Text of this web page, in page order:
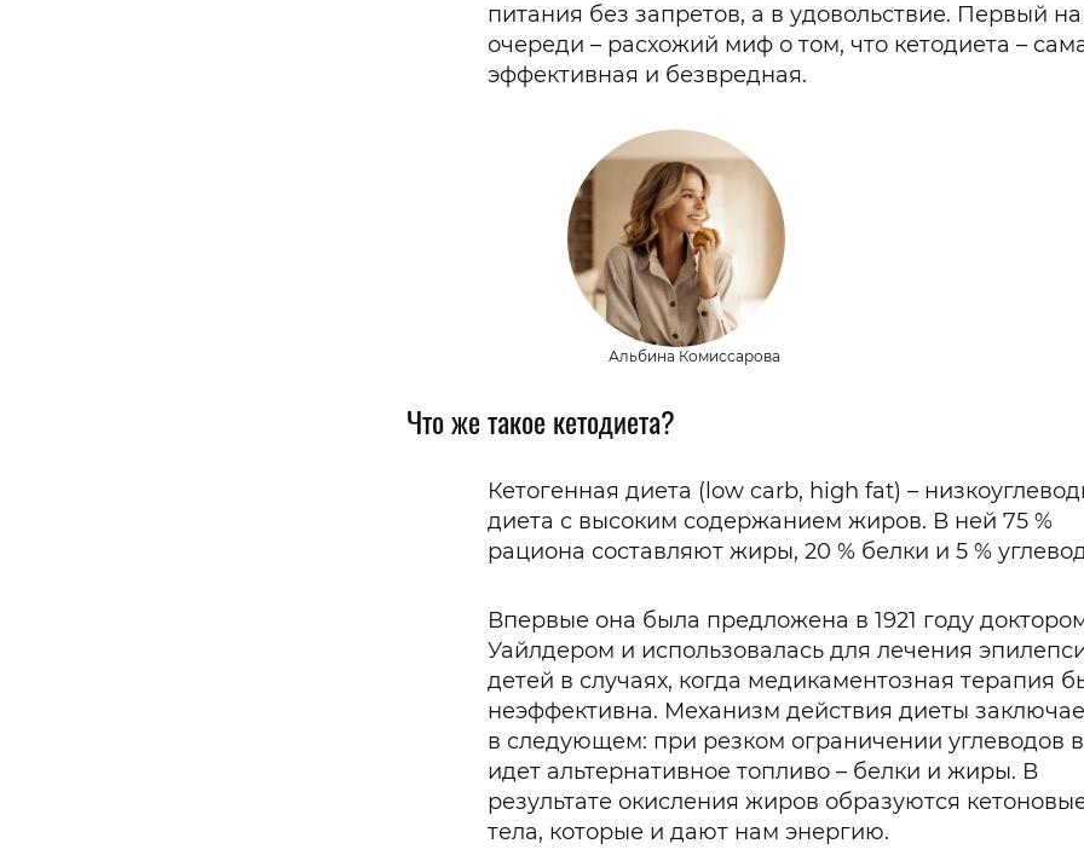
питания без запретов, а в удовольствие. Первый на
очереди – расхожий миф о том, что кетодиета –
эффективная и безвредная.
Альбина Комиссарова
Что же такое кетодиета?
Кетогенная диета (low carb, high fat) –
диета с высоким содержанием жиров. В ней 75 %
рациона составляют жиры, 20 % белки и 5 %
Впервые она была предложена в 1921 году
Уайлдером и использовалась для лечения
детей в случаях, когда медикаментозная терапия
неэффективна. Механизм действия диеты
в следующем: при резком ограничении углеводов
идет альтернативное топливо – белки и жиры. В
результате окисления жиров образуются
тела, которые и дают нам энергию.